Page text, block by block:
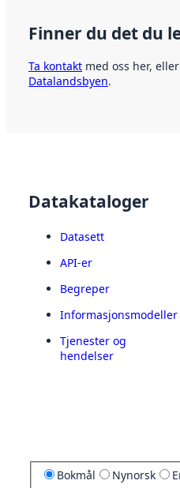
Finner du det du
Ta kontakt med oss her,
Datalandsbyen.
Datakataloger
Datasett
API-er
Begreper
Informasjonsmodeller
Tjenester og
hendelser
Bokmål Nynorsk